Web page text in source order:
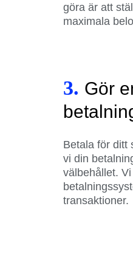
göra är att
maximala
3. Gör
Betala för ditt
vi din
välbehållet.
transaktioner.